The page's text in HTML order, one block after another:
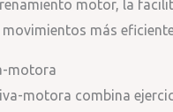
motor, la
más
motora
motora combina